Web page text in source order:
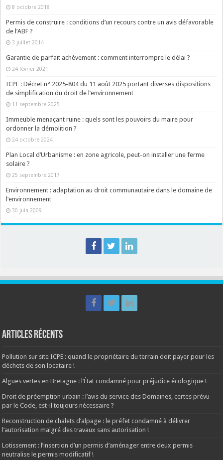
8 octobre 2018
Permis de construire : conditions d’un recours contre un avis défavorable
de l’ABF ?
3 juillet 2014
Garantie de parfait achèvement : comment interrompre le délai ?
24 février 2021
ICPE : Décret n° 2025-804 du 11 août 2025 portant diverses dispositions
de simplification du droit de l’environnement
11 septembre 2025
Immeuble menaçant ruine : quels sont les pouvoirs du maire pour
ordonner la démolition ?
24 octobre 2024
Plan Local d’Urbanisme : en zone agricole, peut-on installer une ferme
solaire ?
25 septembre 2017
Environnement : adaptation au droit communautaire dans le domaine de
l’environnement
30 juin 2009
Articles récents
Pollution sur site ICPE : quand le propriétaire du terrain doit payer pour les
déchets de son locataire !
Algues vertes en Bretagne : l’État condamné pour préjudice écologique !
Droit de préemption urbain : l’avis du service des Domaines, certes prévu
par le Code, est-il toujours nécessaire ?
Reconstruction de chalets d’alpage : le préfet condamné à délivrer
l’autorisation malgré des travaux sans autorisation !
Lotissement : l’insertion d’un permis d’aménager entre deux permis
neutralise le permis modificatif !